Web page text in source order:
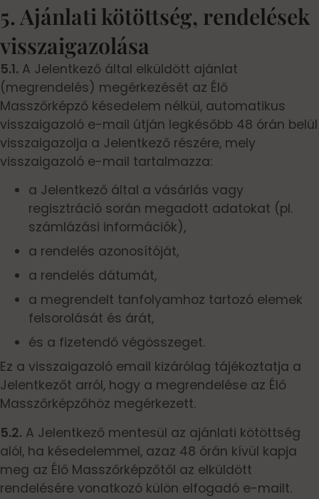
5. Ajánlati kötöttség, rendelések
visszaigazolása
5.1. A Jelentkező által elküldött ajánlat
(megrendelés) megérkezését az Élő
Masszőrképző késedelem nélkül, automatikus
visszaigazoló e-mail útján legkésőbb 48 órán belül
visszaigazolja a Jelentkező részére, mely
visszaigazoló e-mail tartalmazza:
a Jelentkező által a vásárlás vagy
regisztráció során megadott adatokat (pl.
számlázási információk),
a rendelés azonosítóját,
a rendelés dátumát,
a megrendelt tanfolyamhoz tartozó elemek
felsorolását és árát,
és a fizetendő végösszeget.
Ez a visszaigazoló email kizárólag tájékoztatja a
Jelentkezőt arról, hogy a megrendelése az Élő
Masszőrképzőhöz megérkezett.
5.2. A Jelentkező mentesül az ajánlati kötöttség
alól, ha késedelemmel, azaz 48 órán kívül kapja
meg az Élő Masszőrképzőtől az elküldött
rendelésére vonatkozó külön elfogadó e-mailt.